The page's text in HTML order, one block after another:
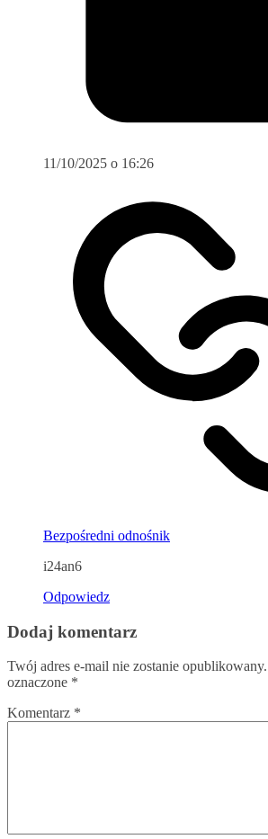
11/10/2025 o 16:26
Bezpośredni odnośnik
i24an6
Odpowiedz
Dodaj komentarz
Twój adres e-mail nie zostanie opublikowany.
oznaczone *
Komentarz *